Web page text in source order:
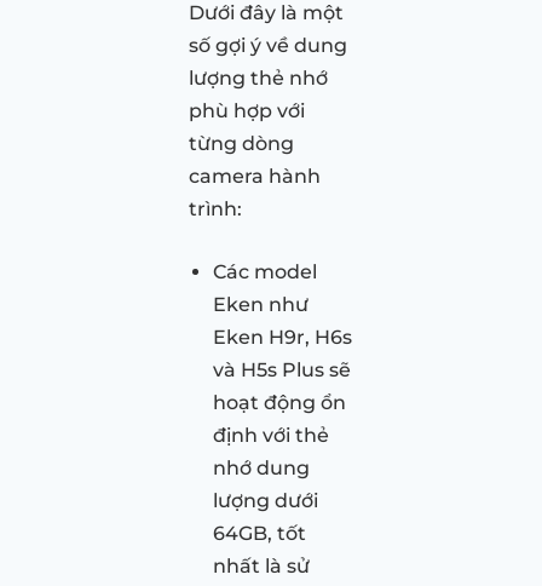
Dưới đây là một
số gợi ý về dung
lượng thẻ nhớ
phù hợp với
từng dòng
camera hành
trình:
Các model
Eken như
Eken H9r, H6s
và H5s Plus sẽ
hoạt động ổn
định với thẻ
nhớ dung
lượng dưới
64GB, tốt
nhất là sử